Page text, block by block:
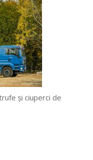
și ciuperci de